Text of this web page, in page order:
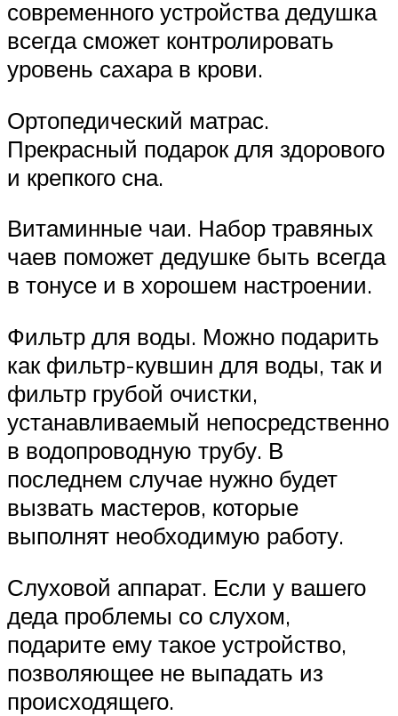
современного устройства дедушка
всегда сможет контролировать
уровень сахара в крови.
Ортопедический матрас.
Прекрасный подарок для здорового
и крепкого сна.
Витаминные чаи. Набор травяных
чаев поможет дедушке быть всегда
в тонусе и в хорошем настроении.
Фильтр для воды. Можно подарить
как фильтр-кувшин для воды, так и
фильтр грубой очистки,
устанавливаемый непосредственно
в водопроводную трубу. В
последнем случае нужно будет
вызвать мастеров, которые
выполнят необходимую работу.
Слуховой аппарат. Если у вашего
деда проблемы со слухом,
подарите ему такое устройство,
позволяющее не выпадать из
происходящего.